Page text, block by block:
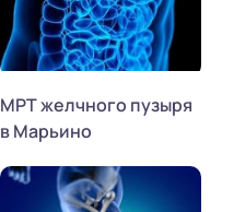
МРТ желчного пузыря
в Марьино